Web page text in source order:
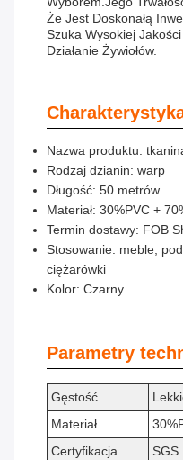
Że Jest Doskonałą
Szuka Wysokiej
Działanie Żywiołów.
Nazwa produktu:
Rodzaj dzianin: warp
Długość: 50 metrów
Materiał: 30%PVC +
Termin dostawy: FOB
Stosowanie: meble,
ciężarówki
Kolor: Czarny
Parametry
Gęstość
Materiał
Certyfikacja